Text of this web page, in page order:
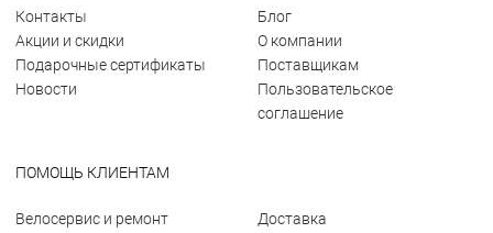
Контакты
Акции и скидки
Подарочные сертификаты
Новости
Блог
О компании
Поставщикам
Пользовательское
соглашение
ПОМОЩЬ КЛИЕНТАМ
Велосервис и ремонт
Доставка